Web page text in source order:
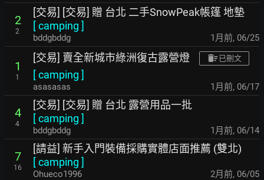
2
2
[交易] [交易] 贈 台北 二手SnowPeak帳篷 地墊
[camping ]
bddgbddg 1月前, 06/25
1
1
[交易] 賣全新城市綠洲復古露營燈 已刪文
[camping ]
asasasas 1月前, 06/17
4
4
[交易] [交易] 贈 台北 露營用品一批
[camping ]
bddgbddg 1月前, 06/14
7
16
[請益] 新手入門裝備採購實體店面推薦 (雙北)
[camping ]
Ohueco1996 2月前, 06/05